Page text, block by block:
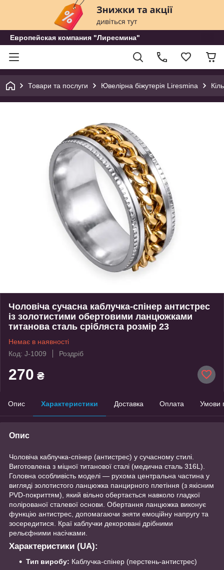
Европейская компания "Лиресмина"
Товари та послуги Ювелірна біжутерія Liresmina
Чоловіча сучасна каблучка-спінер антистрес
із золотистими обертовими ланцюжками
титанова сталь срібляста розмір 23
Немає в наявності
Код: J-1009
Роздріб
270 ₴
Опис Характеристики Доставка Оплата Умови
Опис
Чоловіча каблучка-спінер (антистрес) у сучасному стилі.
Виготовлена з міцної титанової сталі (медична сталь 316L).
Головна особливість моделі — рухома центральна частина у
вигляді золотистого ланцюжка панцирного плетіння (з якісним
PVD-покриттям), який вільно обертається навколо гладкої
полірованої сталевої основи. Обертання ланцюжка виконує
функцію антистрес, допомагаючи зняти емоційну напругу та
зосередитися. Краї каблучки декоровані дрібними
рельєфними насічками.
Характеристики (UA):
Тип виробу: Каблучка-спінер (перстень-антистрес)